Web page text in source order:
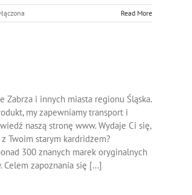
Read More
Zabrza i innych miasta regionu Śląska.
my zapewniamy transport i
naszą stronę www. Wydaje Ci się,
Twoim starym kardridżem?
300 znanych marek oryginalnych
zapoznania się [...]